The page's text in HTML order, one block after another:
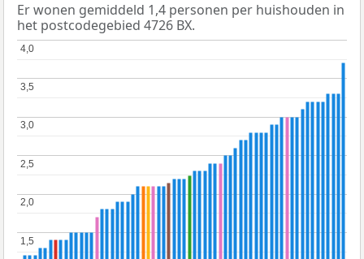
Er wonen gemiddeld 1,4 personen per huishouden in
het postcodegebied 4726 BX.
1,5
1,5
2,0
2,0
2,5
2,5
3,0
3,0
3,5
3,5
4,0
4,0